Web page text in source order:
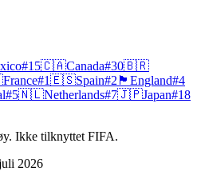
#15🇨🇦Canada#30🇧🇷
France#1🇪🇸Spain#2 🏴󠁧󠁢󠁥󠁮󠁧󠁿 England#4
#5🇳🇱Netherlands#7🇯🇵Japan#18
Ikke tilknyttet FIFA.
2026